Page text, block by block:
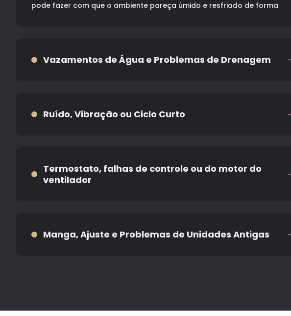
pode fazer com que o ambiente pareça úmido e resfriado de forma
Vazamentos de Água e Problemas de Drenagem
inclinação inadequada, transbordamento de condensado e problemas
Ruído, Vibração ou Ciclo Curto
desequilíbrio do ventilador e fluxo de ar restrito podem contribuir para
ruídos e operação instável.
Termostato, falhas de controle ou do motor do
ventilador
motor do ventilador. Essas falhas podem tornar o sistema pouco
Manga, Ajuste e Problemas de Unidades Antigas